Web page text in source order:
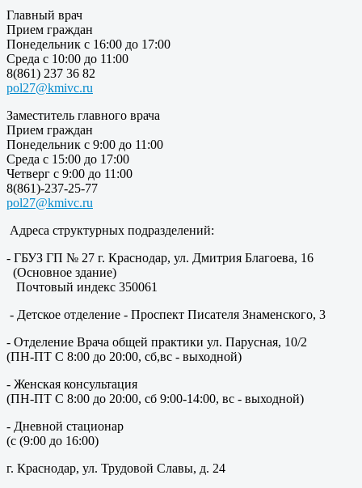
Главный врач
Прием граждан
Понедельник с 16:00 до 17:00
Среда с 10:00 до 11:00
8(861) 237 36 82
pol27@kmivc.ru
Заместитель главного врача
Прием граждан
Понедельник с 9:00 до 11:00
Среда с 15:00 до 17:00
Четверг с 9:00 до 11:00
8(861)-237-25-77
pol27@kmivc.ru
Адреса структурных подразделений:
- ГБУЗ ГП № 27 г. Краснодар, ул. Дмитрия Благоева, 16
(Основное здание)
Почтовый индекс 350061
- Детское отделение - Проспект Писателя Знаменского, 3
- Отделение Врача общей практики ул. Парусная, 10/2
(ПН-ПТ С 8:00 до 20:00, сб,вс - выходной)
- Женская консультация
(ПН-ПТ С 8:00 до 20:00, сб 9:00-14:00, вс - выходной)
- Дневной стационар
(с (9:00 до 16:00)
г. Краснодар, ул. Трудовой Славы, д. 24